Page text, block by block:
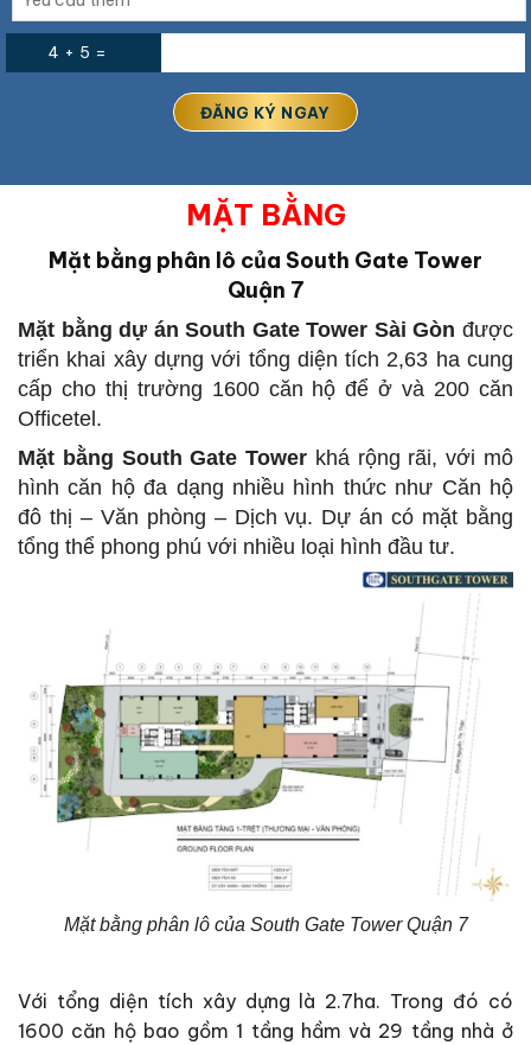
4 + 5 =
MẶT BẰNG
Mặt bằng phân lô của South Gate Tower
Quận 7
Mặt bằng dự án South Gate Tower Sài Gòn được
triển khai xây dựng với tổng diện tích 2,63 ha cung
cấp cho thị trường 1600 căn hộ để ở và 200 căn
Officetel.
Mặt bằng South Gate Tower khá rộng rãi, với mô
hình căn hộ đa dạng nhiều hình thức như Căn hộ
đô thị – Văn phòng – Dịch vụ. Dự án có mặt bằng
tổng thể phong phú với nhiều loại hình đầu tư.
Mặt bằng phân lô của South Gate Tower Quận 7
Với tổng diện tích xây dựng là 2.7ha. Trong đó có
1600 căn hộ bao gồm 1 tầng hầm và 29 tầng nhà ở